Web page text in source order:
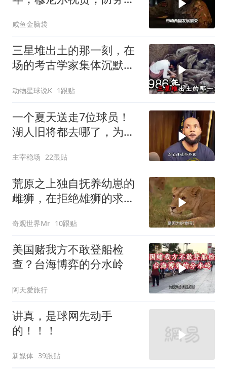
咸鱼金脑袋
三星堆出土的那一刻，在
场的考古学家集体沉默
动物星球说K 1跟贴
一个夏天送走7位球员！
湖人旧将都去哪了，为何
主宰稳场 22跟贴
荒原之上独自抚养幼崽的
雌狮，在拒绝雄狮的求偶
奇观世界Mr 10跟贴
美国赌我方不敢登船检
查？台海博弈的分水岭
阿天爱旅行
讲真，是球网先动手
的！！！
新媒体 39跟贴